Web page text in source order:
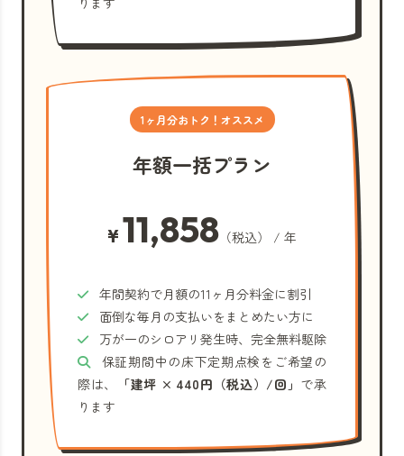
1ヶ月分おトク！オススメ
年額一括プラン
¥11,858 （税込） / 年
年間契約で月額の11ヶ月分料金に割引
面倒な毎月の支払いをまとめたい方に
万が一のシロアリ発生時、完全無料駆除
保証期間中の床下定期点検をご希望の
際は、
「建坪 × 440円（税込）/回」 で承
ります